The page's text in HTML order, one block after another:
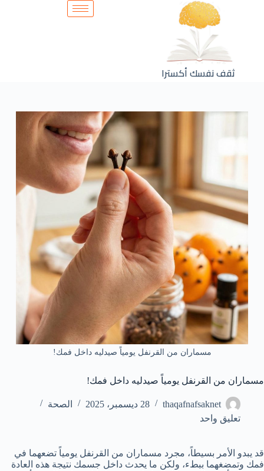
ثقف نفسك أكسترا
مسماران من القرنفل يومياً صيدليه داخل فمك!
مسماران من القرنفل يومياً صيدليه داخل فمك!
thaqafnafsaknet 28 ديسمبر، 2025
الصحة
تعليق واحد
قد يبدو الأمر بسيطاً، مجرد مسماران من القرنفل يومياً تضعهما في
فمك وتمضغهما ببطء، ولكن ما يحدث داخل جسمك نتيجة هذه العادة